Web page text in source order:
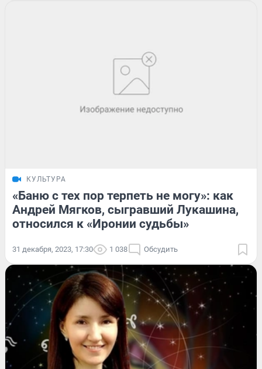
КУЛЬТУРА
«Баню с тех пор терпеть не могу»: как
Андрей Мягков, сыгравший Лукашина,
относился к «Иронии судьбы»
31 декабря, 2023, 17:30 1 038 Обсудить